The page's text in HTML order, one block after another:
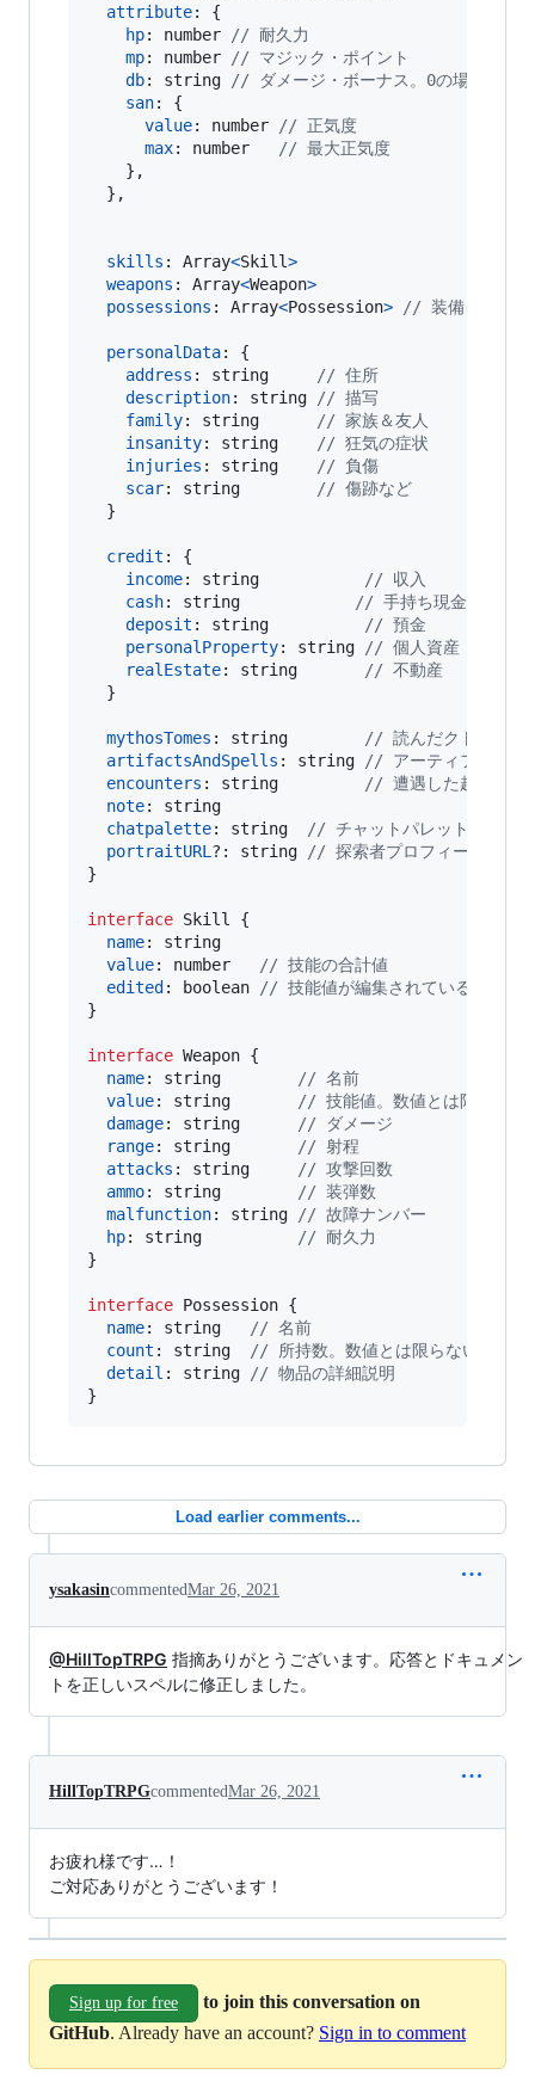
attribute: {
hp: number
// 耐久力
mp: number
// マジック・ポイント
db: string
// ダメージ・ボーナス。0の場合には
san: {
value: number
// 正気度
max: number
// 最大正気度
} ,
} ,
skills : Array<Skill>
weapons : Array<Weapon>
possessions : Array<Possession> // 装備と所持品
personalData: {
address : string
// 住所
description: string
// 描写
family: string
// 家族＆友人
insanity: string
// 狂気の症状
injuries : string
// 負傷
scar: string
// 傷跡など
}
credit : {
income: string
// 収入
cash: string
// 手持ち現金
deposit : string
// 預金
personalProperty: string
// 個人資産
realEstate: string
// 不動産
}
mythosTomes : string
// 読んだクトゥルフ
artifactsAndSpells : string
// アーティファクト
encounters : string
// 遭遇した超自然の
note: string
chatpalette: string
// チャットパレットに用い
portraitURL ?: string
// 探索者プロフィール画像の
}
interface Skill
{
name: string
value: number
// 技能の合計値
edited: boolean
// 技能値が編集されているかどう
}
interface Weapon {
name: string
// 名前
value: string
// 技能値。数値とは限らない
damage: string
// ダメージ
range: string
// 射程
attacks : string
// 攻撃回数
ammo: string
// 装弾数
malfunction: string
// 故障ナンバー
hp: string
// 耐久力
}
interface Possession {
name: string
// 名前
count : string
// 所持数。数値とは限らないことに
detail : string
// 物品の詳細説明
}
Load earlier comments...
ysakasincommentedMar 26, 2021
@HillTopTRPG 指摘ありがとうございます。応答とドキュメン
トを正しいスペルに修正しました。
HillTopTRPGcommentedMar 26, 2021
お疲れ様です…！
ご対応ありがとうございます！
Sign up for free
to join this conversation on
GitHub. Already have an account? Sign in to comment